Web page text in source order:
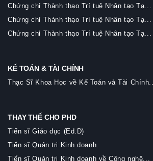
Chứng chỉ Thành thạo Trí tuệ Nhân tạo Tạ...
Chứng chỉ Thành thạo Trí tuệ Nhân tạo Tạ...
Chứng chỉ Thành thạo Trí tuệ Nhân tạo Tạ...
KẾ TOÁN & TÀI CHÍNH
Thạc Sĩ Khoa Học về Kế Toán và Tài Chính...
THAY THẾ CHO PHD
Tiến sĩ Giáo dục (Ed.D)
Tiến sĩ Quản trị Kinh doanh
Tiến sĩ Quản trị Kinh doanh về Công nghệ...